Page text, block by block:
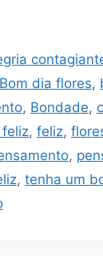
Bom dia flores,
, Bondade,
feliz, feliz,
,
, tenha um